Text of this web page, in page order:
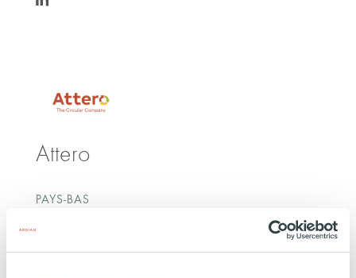
Attero
PAYS-BAS